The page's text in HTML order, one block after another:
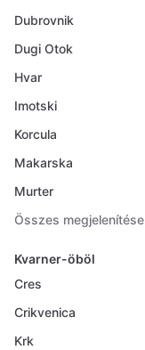
Dubrovnik
Dugi Otok
Hvar
Imotski
Korcula
Makarska
Murter
Összes megjelenítése
Kvarner-öböl
Cres
Crikvenica
Krk